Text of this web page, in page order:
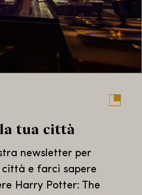
tua città
newsletter per
e farci sapere
Harry Potter: The